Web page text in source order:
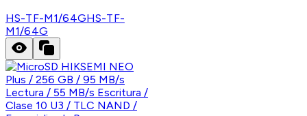
HS-TF-M1/64GHS-TF-
M1/64G